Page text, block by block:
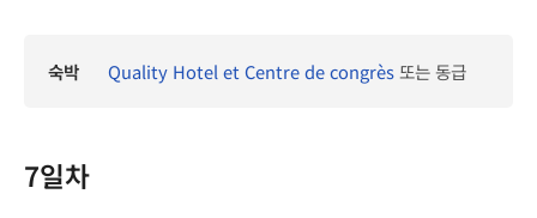
숙박 Quality Hotel et Centre de congrès또는 동급
7일차